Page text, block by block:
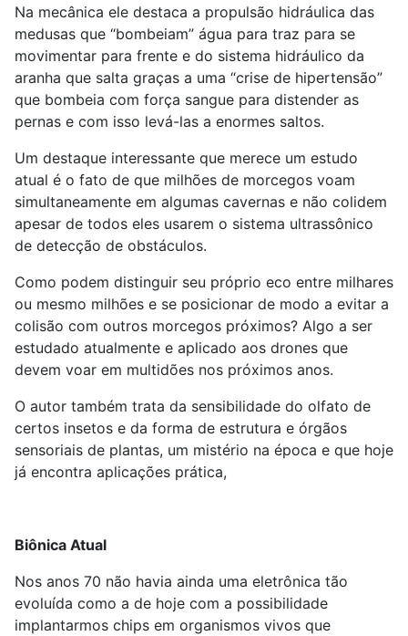
Na mecânica ele destaca a propulsão hidráulica das
medusas que “bombeiam” água para traz para se
movimentar para frente e do sistema hidráulico da
aranha que salta graças a uma “crise de hipertensão”
que bombeia com força sangue para distender as
pernas e com isso levá-las a enormes saltos.
Um destaque interessante que merece um estudo
atual é o fato de que milhões de morcegos voam
simultaneamente em algumas cavernas e não colidem
apesar de todos eles usarem o sistema ultrassônico
de detecção de obstáculos.
Como podem distinguir seu próprio eco entre milhares
ou mesmo milhões e se posicionar de modo a evitar a
colisão com outros morcegos próximos? Algo a ser
estudado atualmente e aplicado aos drones que
devem voar em multidões nos próximos anos.
O autor também trata da sensibilidade do olfato de
certos insetos e da forma de estrutura e órgãos
sensoriais de plantas, um mistério na época e que hoje
já encontra aplicações prática,
Biônica Atual
Nos anos 70 não havia ainda uma eletrônica tão
evoluída como a de hoje com a possibilidade
implantarmos chips em organismos vivos que